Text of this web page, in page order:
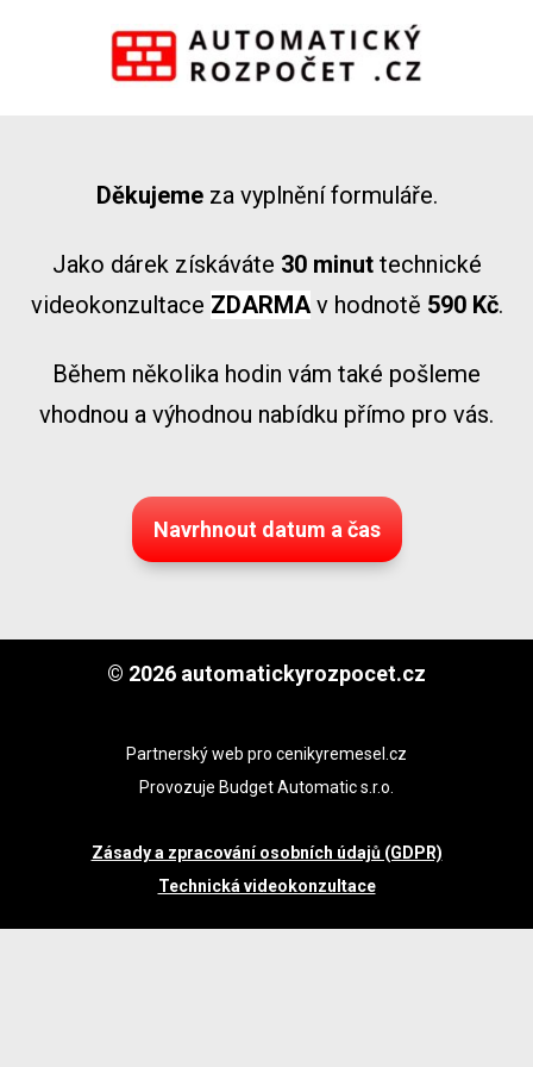
Děkujemeza vyplnění formuláře.
Jako dárek získáváte 30 minut technické
videokonzultace ZDARMA v hodnotě 590 Kč.
Během několika hodin vám také pošleme
vhodnou a výhodnou nabídku přímo pro vás.
Navrhnout datum a čas
© 2026 automatickyrozpocet.cz
Partnerský web pro cenikyremesel.cz
Provozuje Budget Automatic s.r.o.
Zásady a zpracování osobních údajů (GDPR)
Technická videokonzultace